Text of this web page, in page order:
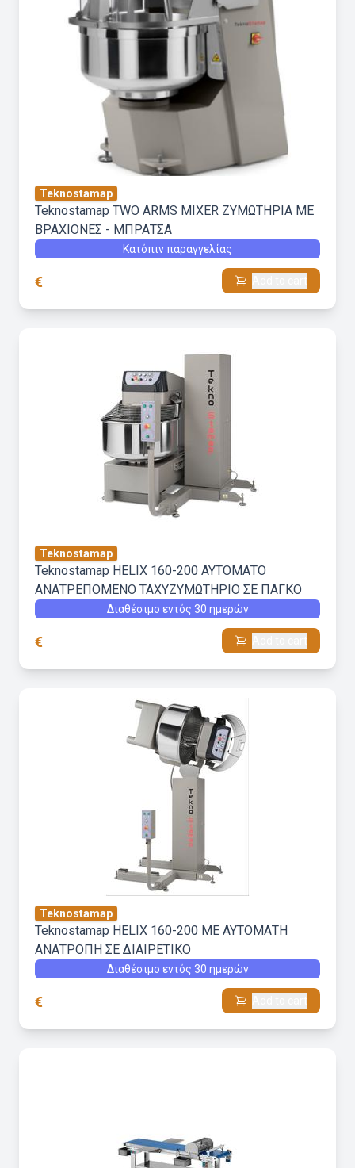
Teknostamap
Teknostamap TWO ARMS MIXER ΖΥΜΩΤΗΡΙΑ ΜΕ
ΒΡΑΧΙΟΝΕΣ - ΜΠΡΑΤΣΑ
Κατόπιν παραγγελίας
€
Teknostamap
Teknostamap HELIX 160-200 ΑΥΤΟΜΑΤΟ
ΑΝΑΤΡΕΠΟΜΕΝΟ ΤΑΧΥΖΥΜΩΤΗΡΙΟ ΣΕ ΠΑΓΚΟ
Διαθέσιμο εντός 30 ημερών
€
Teknostamap
Teknostamap HELIX 160-200 ΜΕ ΑΥΤΟΜΑΤΗ
ΑΝΑΤΡΟΠΗ ΣΕ ΔΙΑΙΡΕΤΙΚΟ
Διαθέσιμο εντός 30 ημερών
€